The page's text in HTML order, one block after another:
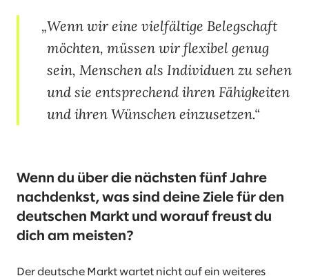
Wenn wir eine vielfältige Belegschaft
möchten, müssen wir flexibel genug
sein, Menschen als Individuen zu sehen
und sie entsprechend ihren Fähigkeiten
und ihren Wünschen einzusetzen.
Wenn du über die nächsten fünf Jahre
nachdenkst, was sind deine Ziele für den
deutschen Markt und worauf freust du
dich am meisten?
Der deutsche Markt wartet nicht auf ein weiteres